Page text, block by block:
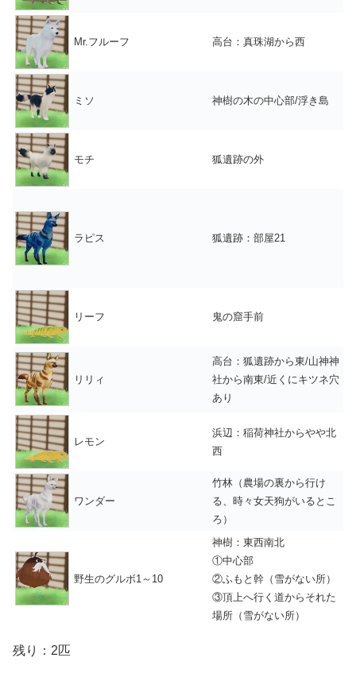
Mr.フルーフ 高台：真珠湖から西
ミソ 神樹の木の中心部/浮き島
モチ 狐遺跡の外
ラピス 狐遺跡：部屋21
リーフ 鬼の窟手前
リリィ
高台：狐遺跡から東/山神神
社から南東/近くにキツネ穴
あり
レモン
浜辺：稲荷神社からやや北
西
ワンダー
竹林（農場の裏から行け
る、時々女天狗がいるとこ
ろ）
野生のグルボ1～10
神樹：東西南北
①中心部
②ふもと幹（雪がない所）
③頂上へ行く道からそれた
場所（雪がない所）
残り：2匹